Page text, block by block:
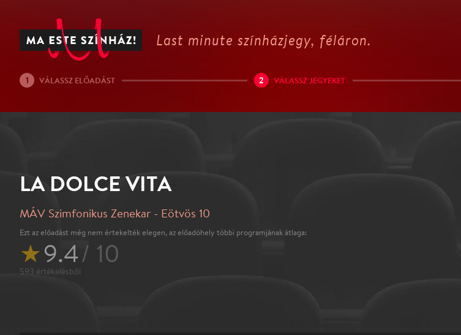
Last minute színházjegy, féláron.
1 VÁLASSZ ELŐADÁST 2 VÁLASSZ JEGYEKET
LA DOLCE VITA
MÁV Szimfonikus Zenekar - Eötvös 10
Ezt az előadást még nem értekelték elegen, az előadóhely többi programjának átlaga:
★9.4/ 10
593 értékelésből